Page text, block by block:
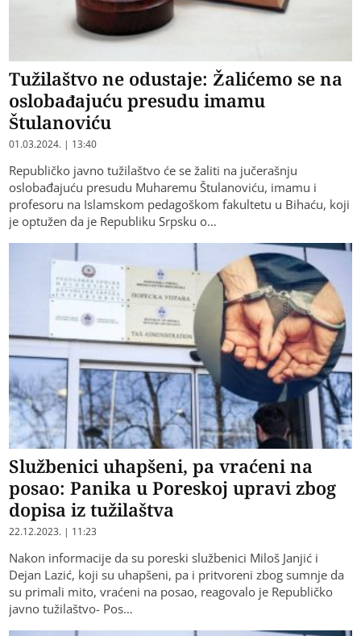
Tužilaštvo ne odustaje: Žalićemo se na
oslobađajuću presudu imamu
Štulanoviću
01.03.2024. | 13:40
Republičko javno tužilaštvo će se žaliti na jučerašnju
oslobađajuću presudu Muharemu Štulanoviću, imamu i
profesoru na Islamskom pedagoškom fakultetu u Bihaću, koji
je optužen da je Republiku Srpsku o…
Službenici uhapšeni, pa vraćeni na
posao: Panika u Poreskoj upravi zbog
dopisa iz tužilaštva
22.12.2023. | 11:23
Nakon informacije da su poreski službenici Miloš Janjić i
Dejan Lazić, koji su uhapšeni, pa i pritvoreni zbog sumnje da
su primali mito, vraćeni na posao, reagovalo je Republičko
javno tužilaštvo- Pos…